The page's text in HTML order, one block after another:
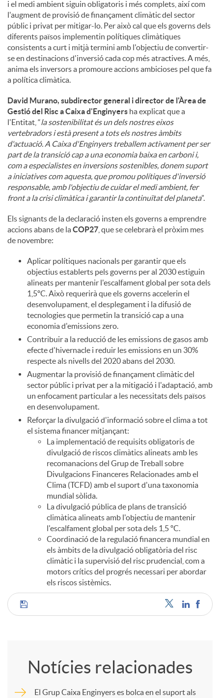
i el medi ambient siguin obligatoris i més complets, així com
l'augment de provisió de finançament climàtic del sector
públic i privat per mitigar-lo. Per això cal que els governs dels
diferents països implementin polítiques climàtiques
consistents a curt i mitjà termini amb l'objectiu de convertir-
se en destinacions d'inversió cada cop més atractives. A més,
anima els inversors a promoure accions ambicioses pel que fa
a política climàtica.
David Murano, subdirector general i director de l'Àrea de
Gestió del Risc a Caixa d'Enginyers ha explicat que a
l'Entitat, “la sostenibilitat és un dels nostres eixos
vertebradors i està present a tots els nostres àmbits
d'actuació. A Caixa d'Enginyers treballem activament per ser
part de la transició cap a una economia baixa en carboni i,
com a especialistes en inversions sostenibles, donem suport
a iniciatives com aquesta, que promou polítiques d'inversió
responsable, amb l'objectiu de cuidar el medi ambient, fer
front a la crisi climàtica i garantir la continuïtat del planeta”.
Els signants de la declaració insten els governs a emprendre
accions abans de laCOP27 , que se celebrarà el pròxim mes
de novembre:
Aplicar polítiques nacionals per garantir que els
objectius establerts pels governs per al 2030 estiguin
alineats per mantenir l'escalfament global per sota dels
1,5ºC. Això requerirà que els governs accelerin el
desenvolupament, el desplegament i la difusió de
tecnologies que permetin la transició cap a una
economia d'emissions zero.
Contribuir a la reducció de les emissions de gasos amb
efecte d'hivernacle i reduir les emissions en un 30%
respecte als nivells del 2020 abans del 2030.
Augmentar la provisió de finançament climàtic del
sector públic i privat per a la mitigació i l'adaptació, amb
un enfocament particular a les necessitats dels països
en desenvolupament.
Reforçar la divulgació d'informació sobre el clima a tot
el sistema financer mitjançant:
La implementació de requisits obligatoris de
divulgació de riscos climàtics alineats amb les
recomanacions del Grup de Treball sobre
Divulgacions Financeres Relacionades amb el
Clima (TCFD) amb el suport d'una taxonomia
mundial sòlida.
La divulgació pública de plans de transició
climàtica alineats amb l'objectiu de mantenir
l'escalfament global per sota dels 1,5 ºC.
Coordinació de la regulació financera mundial en
els àmbits de la divulgació obligatòria del risc
climàtic i la supervisió del risc prudencial, com a
motors crítics del progrés necessari per abordar
els riscos sistèmics.
C
m
Notícies relacionades
El Grup Caixa Enginyers es bolca en el suport als